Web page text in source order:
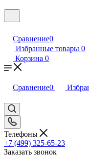
Сравнение0
Избранные товары 0
Корзина 0
Сравнение0
Телефоны
+7 (499) 325-65-23
Заказать звонок